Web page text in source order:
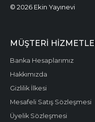
© 2026 Ekin Yayınevi
MÜŞTERI
Banka Hesaplarımız
Hakkımızda
Gizlilik İlkesi
Mesafeli Satış Sözleşmesi
Üyelik Sözleşmesi